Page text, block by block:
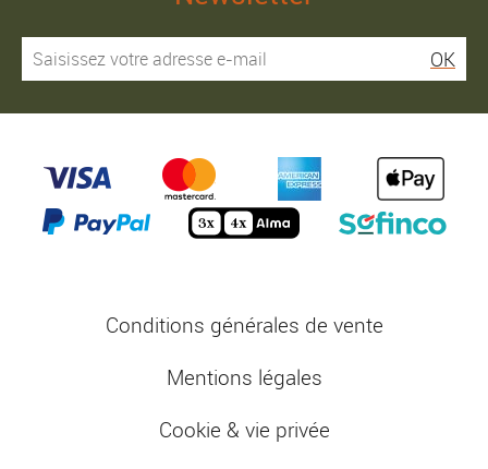
OK
Conditions générales de vente
Mentions légales
Cookie & vie privée